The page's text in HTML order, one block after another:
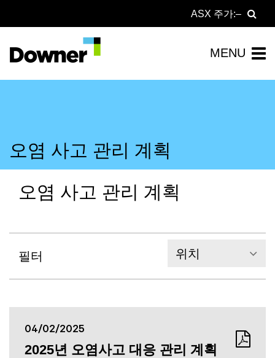
ASX 주가:
오염 사고 관리 계획
오염 사고 관리 계획
필터 위치
04/02/2025
2025년 오염사고 대응 관리 계획